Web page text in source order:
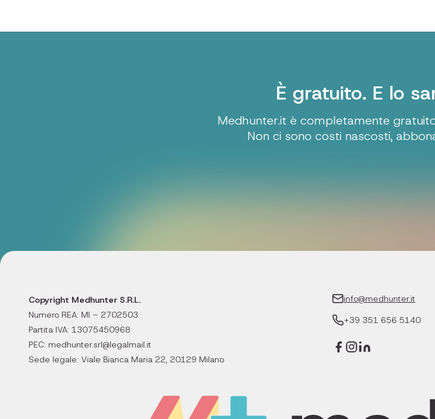
È gratuito. E lo
Medhunter.it è completamente
Non ci sono costi nascosti,
Copyright Medhunter S.R.L.
Numero REA: MI – 2702503
Partita IVA: 13075450968
PEC: medhunter.srl@legalmail.it
Sede legale: Viale Bianca Maria 22, 20129 Milano
info@medhunter.it
+39 351 656 5140